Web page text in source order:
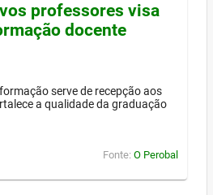
professores visa
docente
serve de recepção aos
a qualidade da graduação
Fonte: O Perobal